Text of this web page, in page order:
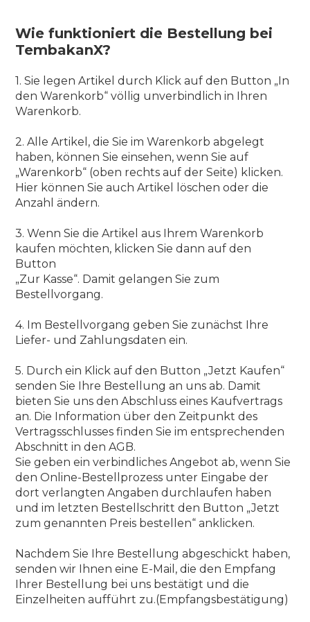
Wie funktioniert die Bestellung bei
TembakanX?
1. Sie legen Artikel durch Klick auf den Button „In
den Warenkorb“ völlig unverbindlich in Ihren
Warenkorb.
2. Alle Artikel, die Sie im Warenkorb abgelegt
haben, können Sie einsehen, wenn Sie auf
„Warenkorb“ (oben rechts auf der Seite) klicken.
Hier können Sie auch Artikel löschen oder die
Anzahl ändern.
3. Wenn Sie die Artikel aus Ihrem Warenkorb
kaufen möchten, klicken Sie dann auf den
Button
„Zur Kasse“. Damit gelangen Sie zum
Bestellvorgang.
4. Im Bestellvorgang geben Sie zunächst Ihre
Liefer- und Zahlungsdaten ein.
5. Durch ein Klick auf den Button „Jetzt Kaufen“
senden Sie Ihre Bestellung an uns ab. Damit
bieten Sie uns den Abschluss eines Kaufvertrags
an. Die Information über den Zeitpunkt des
Vertragsschlusses finden Sie im entsprechenden
Abschnitt in den AGB.
Sie geben ein verbindliches Angebot ab, wenn Sie
den Online-Bestellprozess unter Eingabe der
dort verlangten Angaben durchlaufen haben
und im letzten Bestellschritt den Button „Jetzt
zum genannten Preis bestellen“ anklicken.
Nachdem Sie Ihre Bestellung abgeschickt haben,
senden wir Ihnen eine E-Mail, die den Empfang
Ihrer Bestellung bei uns bestätigt und die
Einzelheiten aufführt zu.(Empfangsbestätigung)